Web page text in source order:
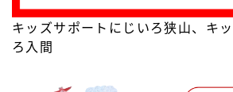
キッズサポートにじいろ狭山、キ
ろ入間